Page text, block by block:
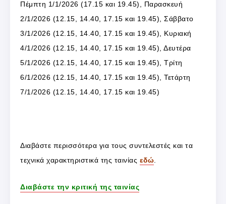
Πέμπτη 1/1/2026 (17.15 και 19.45), Παρασκευή
2/1/2026 (12.15, 14.40, 17.15 και 19.45), Σάββατο
3/1/2026 (12.15, 14.40, 17.15 και 19.45), Κυριακή
4/1/2026 (12.15, 14.40, 17.15 και 19.45), Δευτέρα
5/1/2026 (12.15, 14.40, 17.15 και 19.45), Τρίτη
6/1/2026 (12.15, 14.40, 17.15 και 19.45), Τετάρτη
7/1/2026 (12.15, 14.40, 17.15 και 19.45)
Διαβάστε περισσότερα για τους συντελεστές και τα
τεχνικά χαρακτηριστικά της ταινίας εδώ
Διαβάστε την κριτική της ταινίας